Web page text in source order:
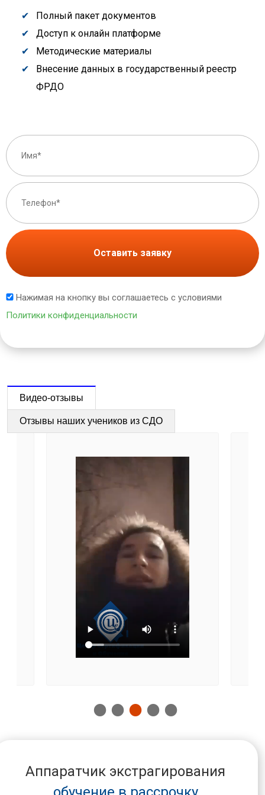
Полный пакет документов
Доступ к онлайн платформе
Методические материалы
Внесение данных в государственный реестр
ФРДО
Оставить заявку
Нажимая на кнопку вы соглашаетесь с условиями
Политики конфиденциальности
Видео-отзывы
Отзывы наших учеников из СДО
Аппаратчик экстрагирования